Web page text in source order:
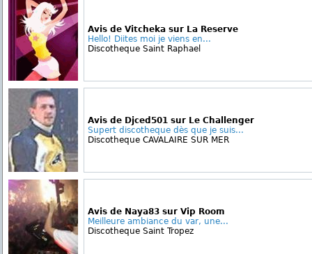
Avis de Vitcheka sur La Reserve
Hello! Diites moi je viens en...
Discotheque Saint Raphael
Avis de Djced501 sur Le Challenger
Supert discotheque dès que je suis...
Discotheque CAVALAIRE SUR MER
Avis de Naya83 sur Vip Room
Meilleure ambiance du var, une...
Discotheque Saint Tropez